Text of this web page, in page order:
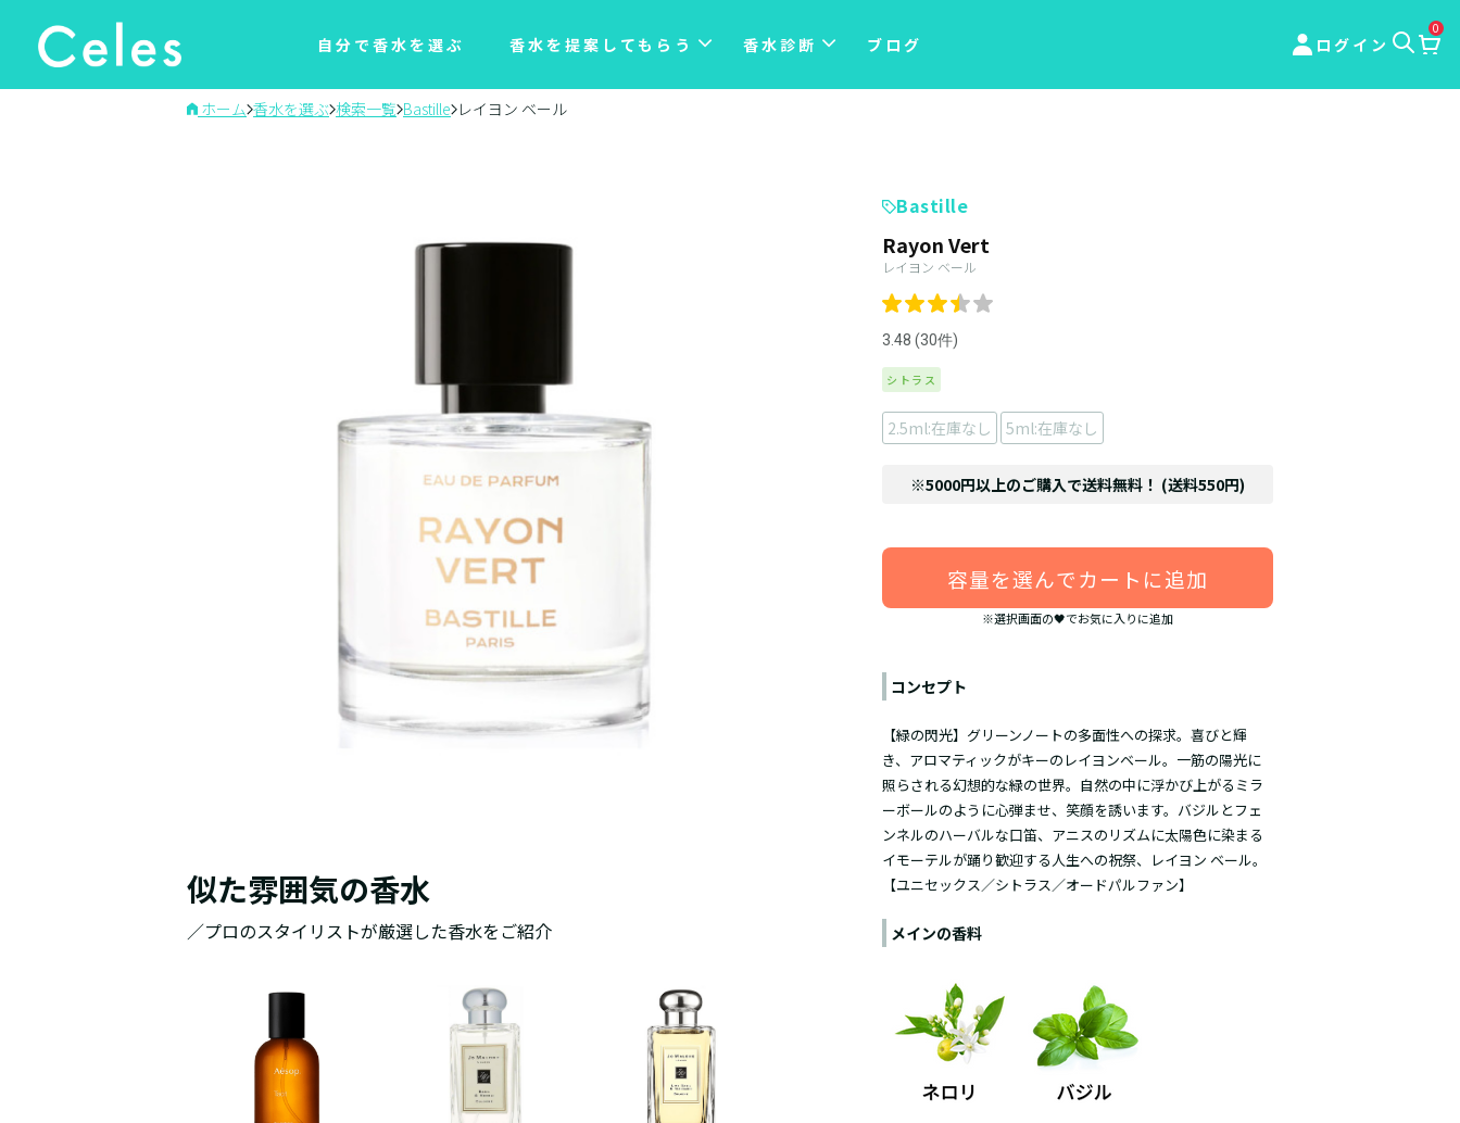
自分で香水を選ぶ 香水を提案してもらう 香水診断 ブログ ログイン
0
ホーム 香水を選ぶ 検索一覧 Bastille レイヨン ベール
Bastille
Rayon Vert
レイヨン ベール
3.48 (30件)
シトラス
2.5ml:在庫なし 5ml:在庫なし
※5000円以上のご購入で送料無料！ (送料550円)
容量を選んでカートに追加
※選択画面の🖤でお気に入りに追加
コンセプト
【緑の閃光】グリーンノートの多面性への探求。喜びと輝
き、アロマティックがキーのレイヨンベール。一筋の陽光に
照らされる幻想的な緑の世界。自然の中に浮かび上がるミラ
ーボールのように心弾ませ、笑顔を誘います。バジルとフェ
ンネルのハーバルな口笛、アニスのリズムに太陽色に染まる
イモーテルが踊り歓迎する人生への祝祭、レイヨン ベール。
【ユニセックス／シトラス／オードパルファン】
メインの香料
似た雰囲気の香水
／プロのスタイリストが厳選した香水をご紹介